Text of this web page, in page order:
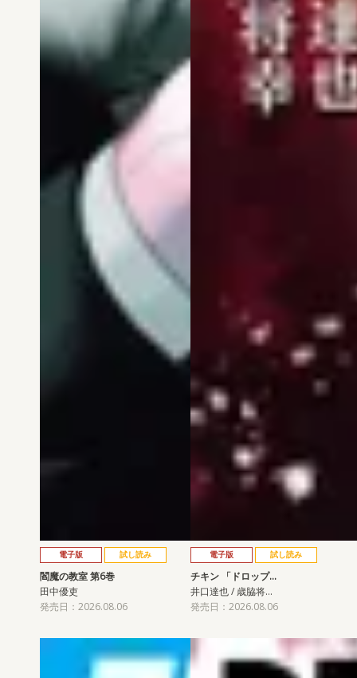
電子版 試し読み
閻魔の教室 第6巻
田中優吏
発売日：2026.08.06
電子版 試し読み
チキン 「ドロップ…
井口達也 / 歳脇将…
発売日：2026.08.06